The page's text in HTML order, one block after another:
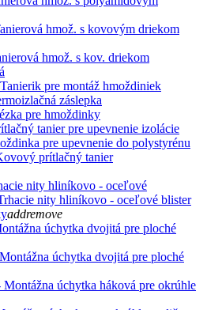
hmož. s kovovým driekom
hmož. s kov. driekom
pre montáž hmoždiniek
záslepka
pre hmoždinky
tanier pre upevnenie izolácie
pre upevnenie do polystyrénu
prítlačný tanier
nity hliníkovo - oceľové
nity hliníkovo - oceľové blister
addremove
úchytka dvojitá pre ploché
úchytka dvojitá pre ploché
úchytka háková pre okrúhle